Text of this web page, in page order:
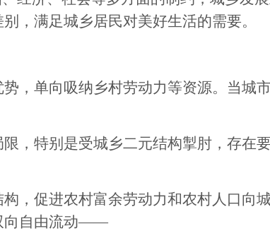
，满足城乡居民对美好生活的需要。
单向吸纳乡村劳动力等资源。当城市
特别是受城乡二元结构掣肘，存在
促进农村富余劳动力和农村人口向
向自由流动——